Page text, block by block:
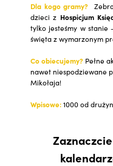
Dla kogo gramy?
dzieci z Hospicjum
tylko jesteśmy w stanie
święta z wymarzonym
Co obiecujemy? Pełne
nawet niespodziewane
Mikołaja!
Wpisowe:1000 od